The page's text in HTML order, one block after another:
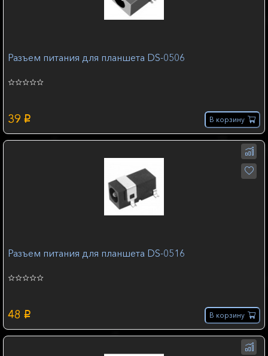
Разъем питания для планшета DS-0506
39 p В корзину
Разъем питания для планшета DS-0516
48 p В корзину